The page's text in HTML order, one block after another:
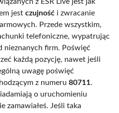
z ESR Live jest jak
jest czujność i zwracanie
Przede wszystkim,
telefoniczne, wypatrując
nieznanych firm. Poświęć
każdą pozycję, nawet jeśli
uwagę poświęć
z numeru 80711.
o uruchomieniu
zamawiałeś. Jeśli taka